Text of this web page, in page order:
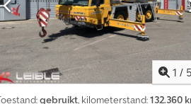
1 /
gebruikt, kilometerstand:132.360